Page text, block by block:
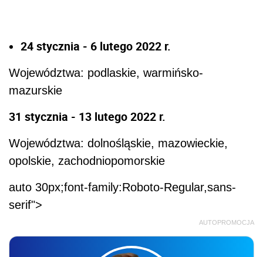
24 stycznia - 6 lutego 2022 r.
Województwa: podlaskie, warmińsko-
mazurskie
31 stycznia - 13 lutego 2022 r.
Województwa: dolnośląskie, mazowieckie,
opolskie, zachodniopomorskie
auto 30px;font-family:Roboto-Regular,sans-
serif">
AUTOPROMOCJA